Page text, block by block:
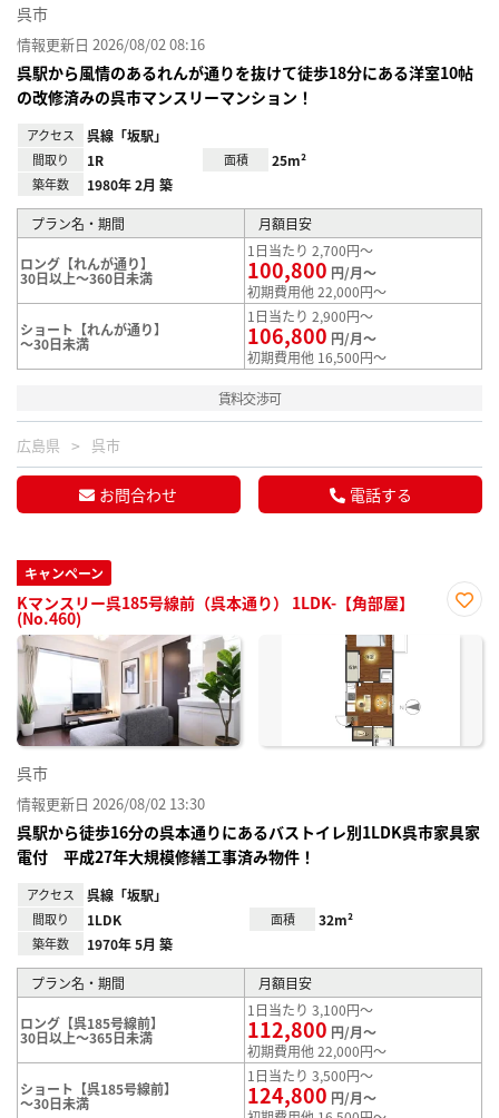
呉市
情報更新日 2026/08/02 08:16
呉駅から風情のあるれんが通りを抜けて徒歩18分にある洋室10帖
の改修済みの呉市マンスリーマンション！
アクセス 呉線「坂駅」
間取り 1R 面積 25m²
築年数 1980年 2月 築
プラン名・期間 月額目安
ロング【れんが通り】
30日以上～360日未満
1日当たり 2,700円～
100,800 円/月～
初期費用他 22,000円～
ショート【れんが通り】
～30日未満
1日当たり 2,900円～
106,800 円/月～
初期費用他 16,500円～
賃料交渉可
広島県 呉市
お問合わせ 電話する
キャンペーン
Kマンスリー呉185号線前（呉本通り） 1LDK-【角部屋】
(No.460)
に入
呉市
情報更新日 2026/08/02 13:30
呉駅から徒歩16分の呉本通りにあるバストイレ別1LDK呉市家具家
電付 平成27年大規模修繕工事済み物件！
アクセス 呉線「坂駅」
間取り 1LDK 面積 32m²
築年数 1970年 5月 築
プラン名・期間 月額目安
ロング【呉185号線前】
30日以上～365日未満
1日当たり 3,100円～
112,800 円/月～
初期費用他 22,000円～
ショート【呉185号線前】
～30日未満
1日当たり 3,500円～
124,800 円/月～